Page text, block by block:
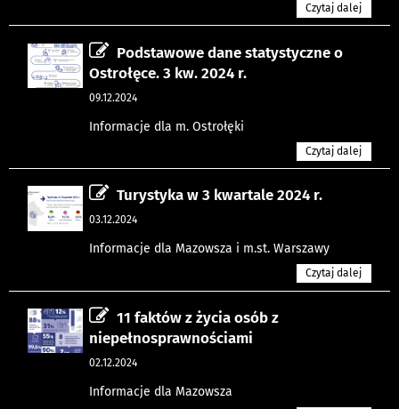
Czytaj dalej
Podstawowe dane statystyczne o
Ostrołęce. 3 kw. 2024 r.
09.12.2024
Informacje dla m. Ostrołęki
Czytaj dalej
Turystyka w 3 kwartale 2024 r.
03.12.2024
Informacje dla Mazowsza i m.st. Warszawy
Czytaj dalej
11 faktów z życia osób z
niepełnosprawnościami
02.12.2024
Informacje dla Mazowsza